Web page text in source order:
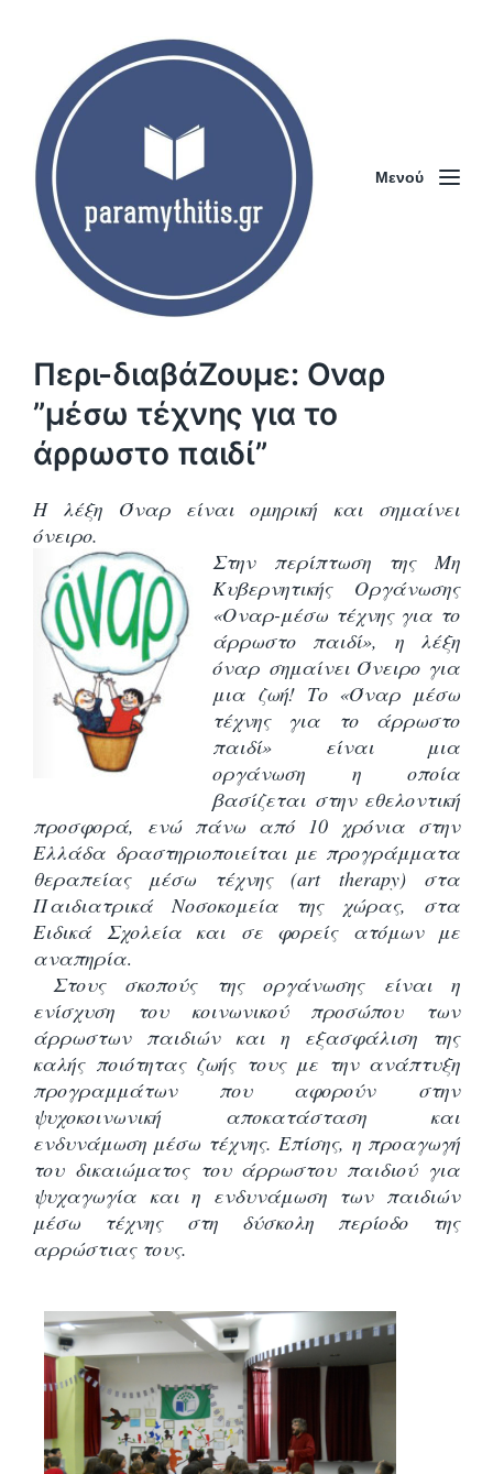
Μενού
Περι-διαβάΖουμε: Οναρ
”μέσω τέχνης για το
άρρωστο παιδί”
Η λέξη Όναρ είναι ομηρική και σημαίνει
όνειρο.
Στην περίπτωση της Μη
Κυβερνητικής Οργάνωσης
«Οναρ-μέσω τέχνης για το
άρρωστο παιδί», η λέξη
όναρ σημαίνει Όνειρο για
μια ζωή! Το «Όναρ μέσω
τέχνης για το άρρωστο
παιδί» είναι μια
οργάνωση η οποία
βασίζεται στην εθελοντική
προσφορά, ενώ πάνω από 10 χρόνια στην
Ελλάδα δραστηριοποιείται με προγράμματα
θεραπείας μέσω τέχνης (art therapy) στα
Παιδιατρικά Νοσοκομεία της χώρας, στα
Ειδικά Σχολεία και σε φορείς ατόμων με
αναπηρία.
Στους σκοπούς της οργάνωσης είναι η
ενίσχυση του κοινωνικού προσώπου των
άρρωστων παιδιών και η εξασφάλιση της
καλής ποιότητας ζωής τους με την ανάπτυξη
προγραμμάτων που αφορούν στην
ψυχοκοινωνική αποκατάσταση και
ενδυνάμωση μέσω τέχνης. Επίσης, η προαγωγή
του δικαιώματος του άρρωστου παιδιού για
ψυχαγωγία και η ενδυνάμωση των παιδιών
μέσω τέχνης στη δύσκολη περίοδο της
αρρώστιας τους.